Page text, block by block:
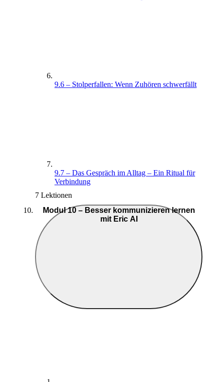
9.6 – Stolperfallen: Wenn Zuhören schwerfällt
9.7 – Das Gespräch im Alltag – Ein Ritual für
Verbindung
7 Lektionen
Modul 10 – Besser kommunizieren lernen
mit Eric AI